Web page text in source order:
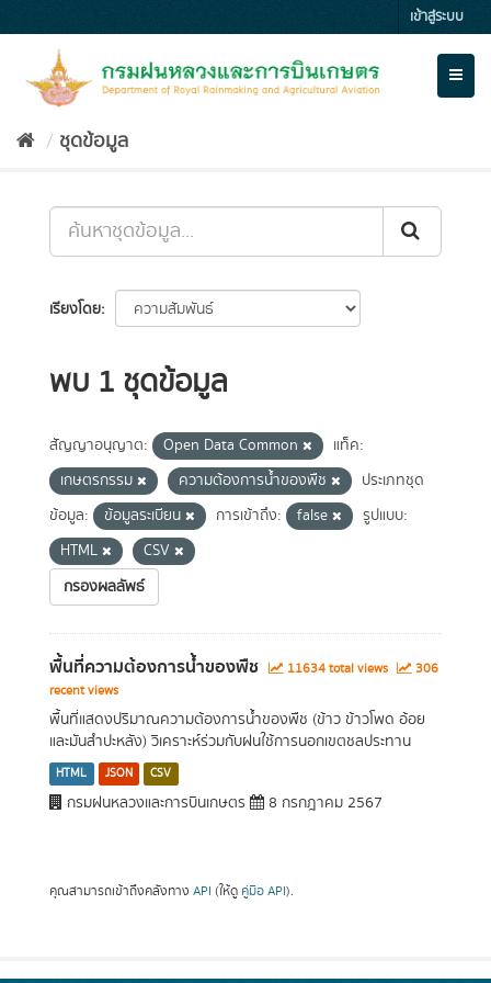
to
เข้าสู่ระบบ
ชุดข้อมูล
เรียงโดย
พบ 1 ชุดข้อมูล
สัญญาอนุญาต: Open Data Common
แท็ค:
เกษตรกรรม
ความต้องการน้ำของพืช
ประเภทชุด
ข้อมูล:
ข้อมูลระเบียน การเข้าถึง: false
รูปแบบ:
HTML
CSV
กรองผลลัพธ์
พื้นที่ความต้องการน้ำของพืช 11634 total views
306
recent views
พื้นที่แสดงปริมาณความต้องการน้ำของพืช (ข้าว ข้าวโพด อ้อย
และมันสำปะหลัง) วิเคราะห์ร่วมกับฝนใช้การนอกเขตชลประทาน
HTML JSON CSV
กรมฝนหลวงและการบินเกษตร 8 กรกฎาคม 2567
คุณสามารถเข้าถึงคลังทาง API (ให้ดู คู่มือ API).